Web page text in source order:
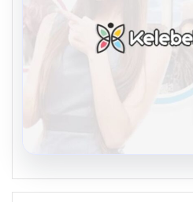
08.08.2026
Kelebek sohbet